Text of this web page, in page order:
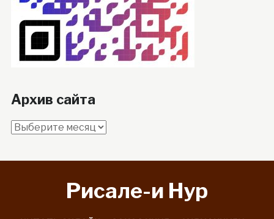
Архив сайта
Архив
Рисале-и Hyp